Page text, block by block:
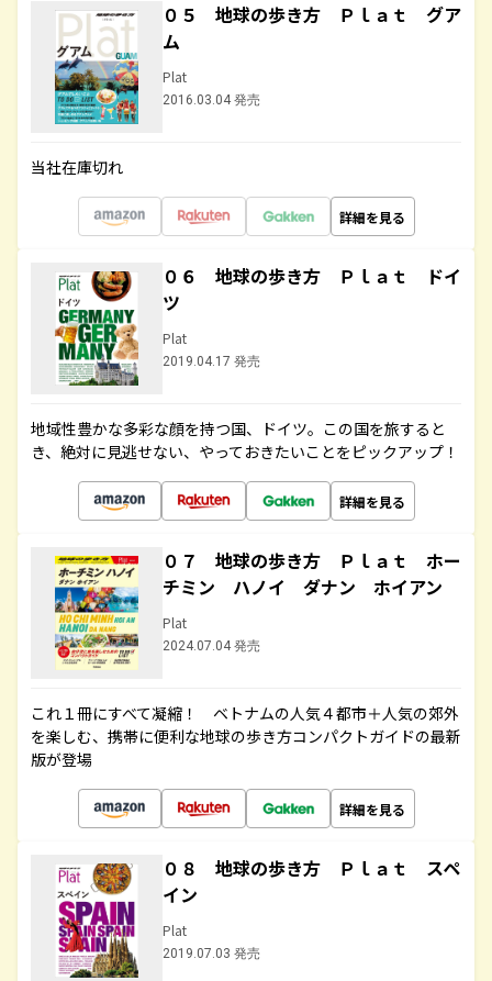
０５ 地球の歩き方 Ｐｌａｔ グア
ム
Plat
2016.03.04 発売
当社在庫切れ
詳細を見る
０６ 地球の歩き方 Ｐｌａｔ ドイ
ツ
Plat
2019.04.17 発売
地域性豊かな多彩な顔を持つ国、ドイツ。この国を旅すると
き、絶対に見逃せない、やっておきたいことをピックアップ！
詳細を見る
０７ 地球の歩き方 Ｐｌａｔ ホー
チミン ハノイ ダナン ホイアン
Plat
2024.07.04 発売
これ１冊にすべて凝縮！ ベトナムの人気４都市＋人気の郊外
を楽しむ、携帯に便利な地球の歩き方コンパクトガイドの最新
版が登場
詳細を見る
０８ 地球の歩き方 Ｐｌａｔ スペ
イン
Plat
2019.07.03 発売